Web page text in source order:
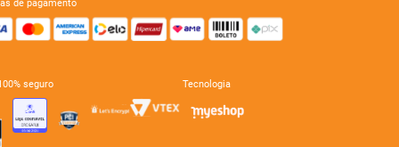
de pagamento
seguro tecnologia